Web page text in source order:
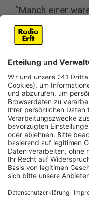
"Manch einer
vorbeigegangen"
Anzeige
kulturellen Erbe des
gemeldet. "Ich
am Rheinufer", sagte
schon Funde aus
entdeckt. "Die
Anzeige
Blindgänger am